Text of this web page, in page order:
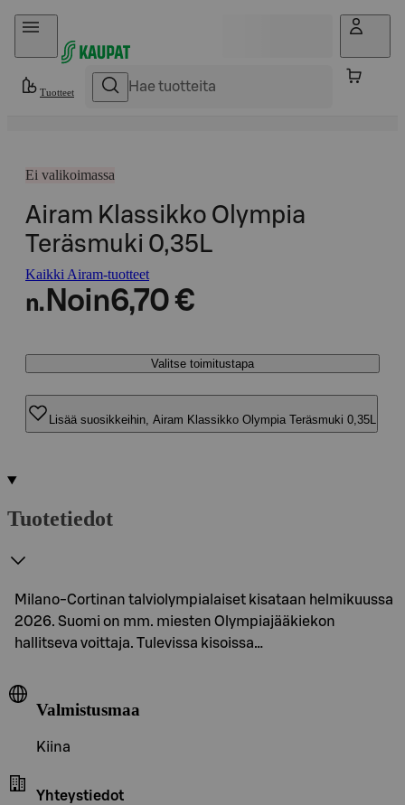
Hyppää sisältöön
Tuotteet
Ei valikoimassa
Airam Klassikko Olympia
Teräsmuki 0,35L
Kaikki Airam-tuotteet
n. Noin6,70 €
Valitse toimitustapa
Lisää suosikkeihin, Airam Klassikko Olympia Teräsmuki 0,35L
Tuotetiedot
Milano-Cortinan talviolympialaiset kisataan helmikuussa
2026. Suomi on mm. miesten Olympiajääkiekon
hallitseva voittaja. Tulevissa kisoissa…
Valmistusmaa
Kiina
Yhteystiedot